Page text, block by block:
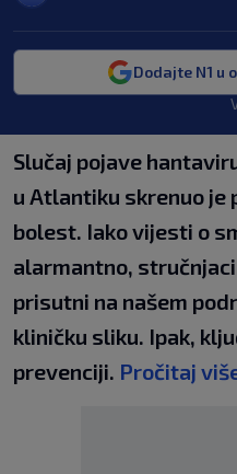
Dodajte N1 u
Slučaj pojave
u Atlantiku skrenuo je
bolest. Iako vijesti o
alarmantno,
prisutni na našem
kliničku sliku. Ipak,
prevenciji. Pročitaj